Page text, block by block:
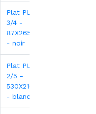
Plat PLEXI.GN
3/4 -
87X265X80 mm
- noir
Plat PLEXI.GN
2/5 -
530X210X17mm
- blanc